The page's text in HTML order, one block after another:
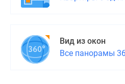
Вид из окон
Все панорамы